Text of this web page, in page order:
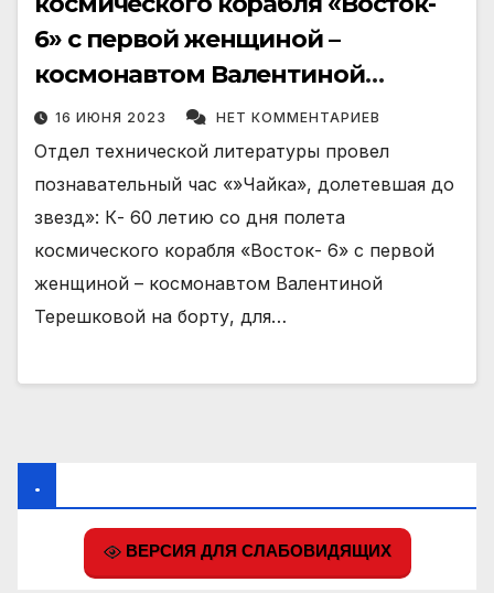
6» с первой женщиной –
космонавтом Валентиной
Терешковой на борту
16 ИЮНЯ 2023 НЕТ КОММЕНТАРИЕВ
Отдел технической литературы провел
познавательный час «»Чайка», долетевшая до
звезд»: К- 60 летию со дня полета
космического корабля «Восток- 6» с первой
женщиной – космонавтом Валентиной
Терешковой на борту, для…
.
ВЕРСИЯ ДЛЯ СЛАБОВИДЯЩИХ